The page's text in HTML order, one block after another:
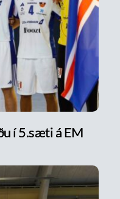
í 5.sæti á EM